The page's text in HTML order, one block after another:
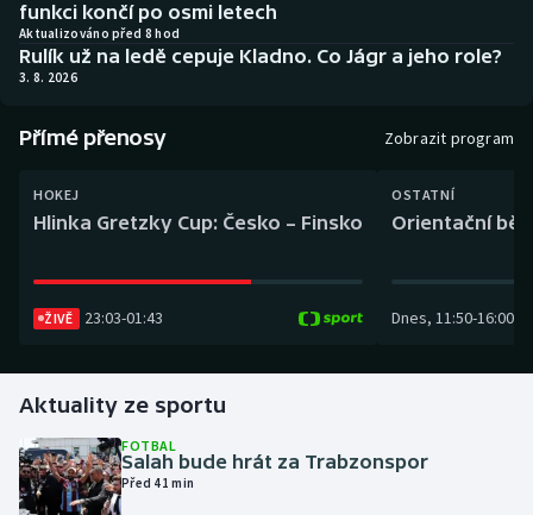
Basketbal
Biatlon
Boby a skeleton
Box
Dostihy
Florbal
Golf
Historické návraty
Aplikace ČT sport
AZ kvíz
funkci končí po osmi letech
Aktualizováno před 8 hod
Rulík už na ledě cepuje Kladno. Co Jágr a jeho role?
3. 8. 2026
Přímé přenosy Zobrazit program
HOKEJ
Hlinka Gretzky Cup: Česko – Finsko
ŽIVĚ 23:03-01:43
OSTATNÍ
Orientační
Dnes, 11:50-16:00
Aktuality ze sportu
FOTBAL
Salah bude hrát za Trabzonspor
Před 41 min